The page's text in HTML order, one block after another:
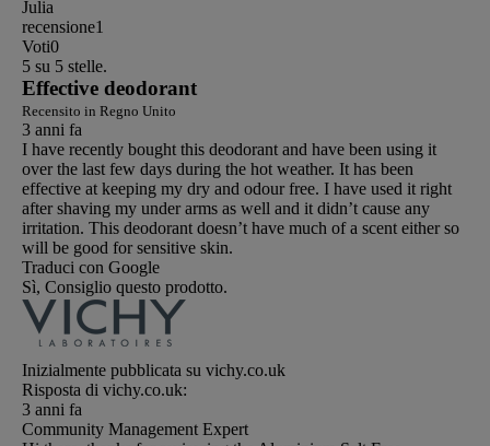
Julia
recensione1
Voti0
5 su 5 stelle.
Effective deodorant
Recensito in Regno Unito
3 anni fa
I have recently bought this deodorant and have been using it
over the last few days during the hot weather. It has been
effective at keeping my dry and odour free. I have used it right
after shaving my under arms as well and it didn’t cause any
irritation. This deodorant doesn’t have much of a scent either so
will be good for sensitive skin.
Traduci con Google
Sì, Consiglio questo prodotto.
Inizialmente pubblicata su vichy.co.uk
Risposta di vichy.co.uk:
3 anni fa
Community Management Expert